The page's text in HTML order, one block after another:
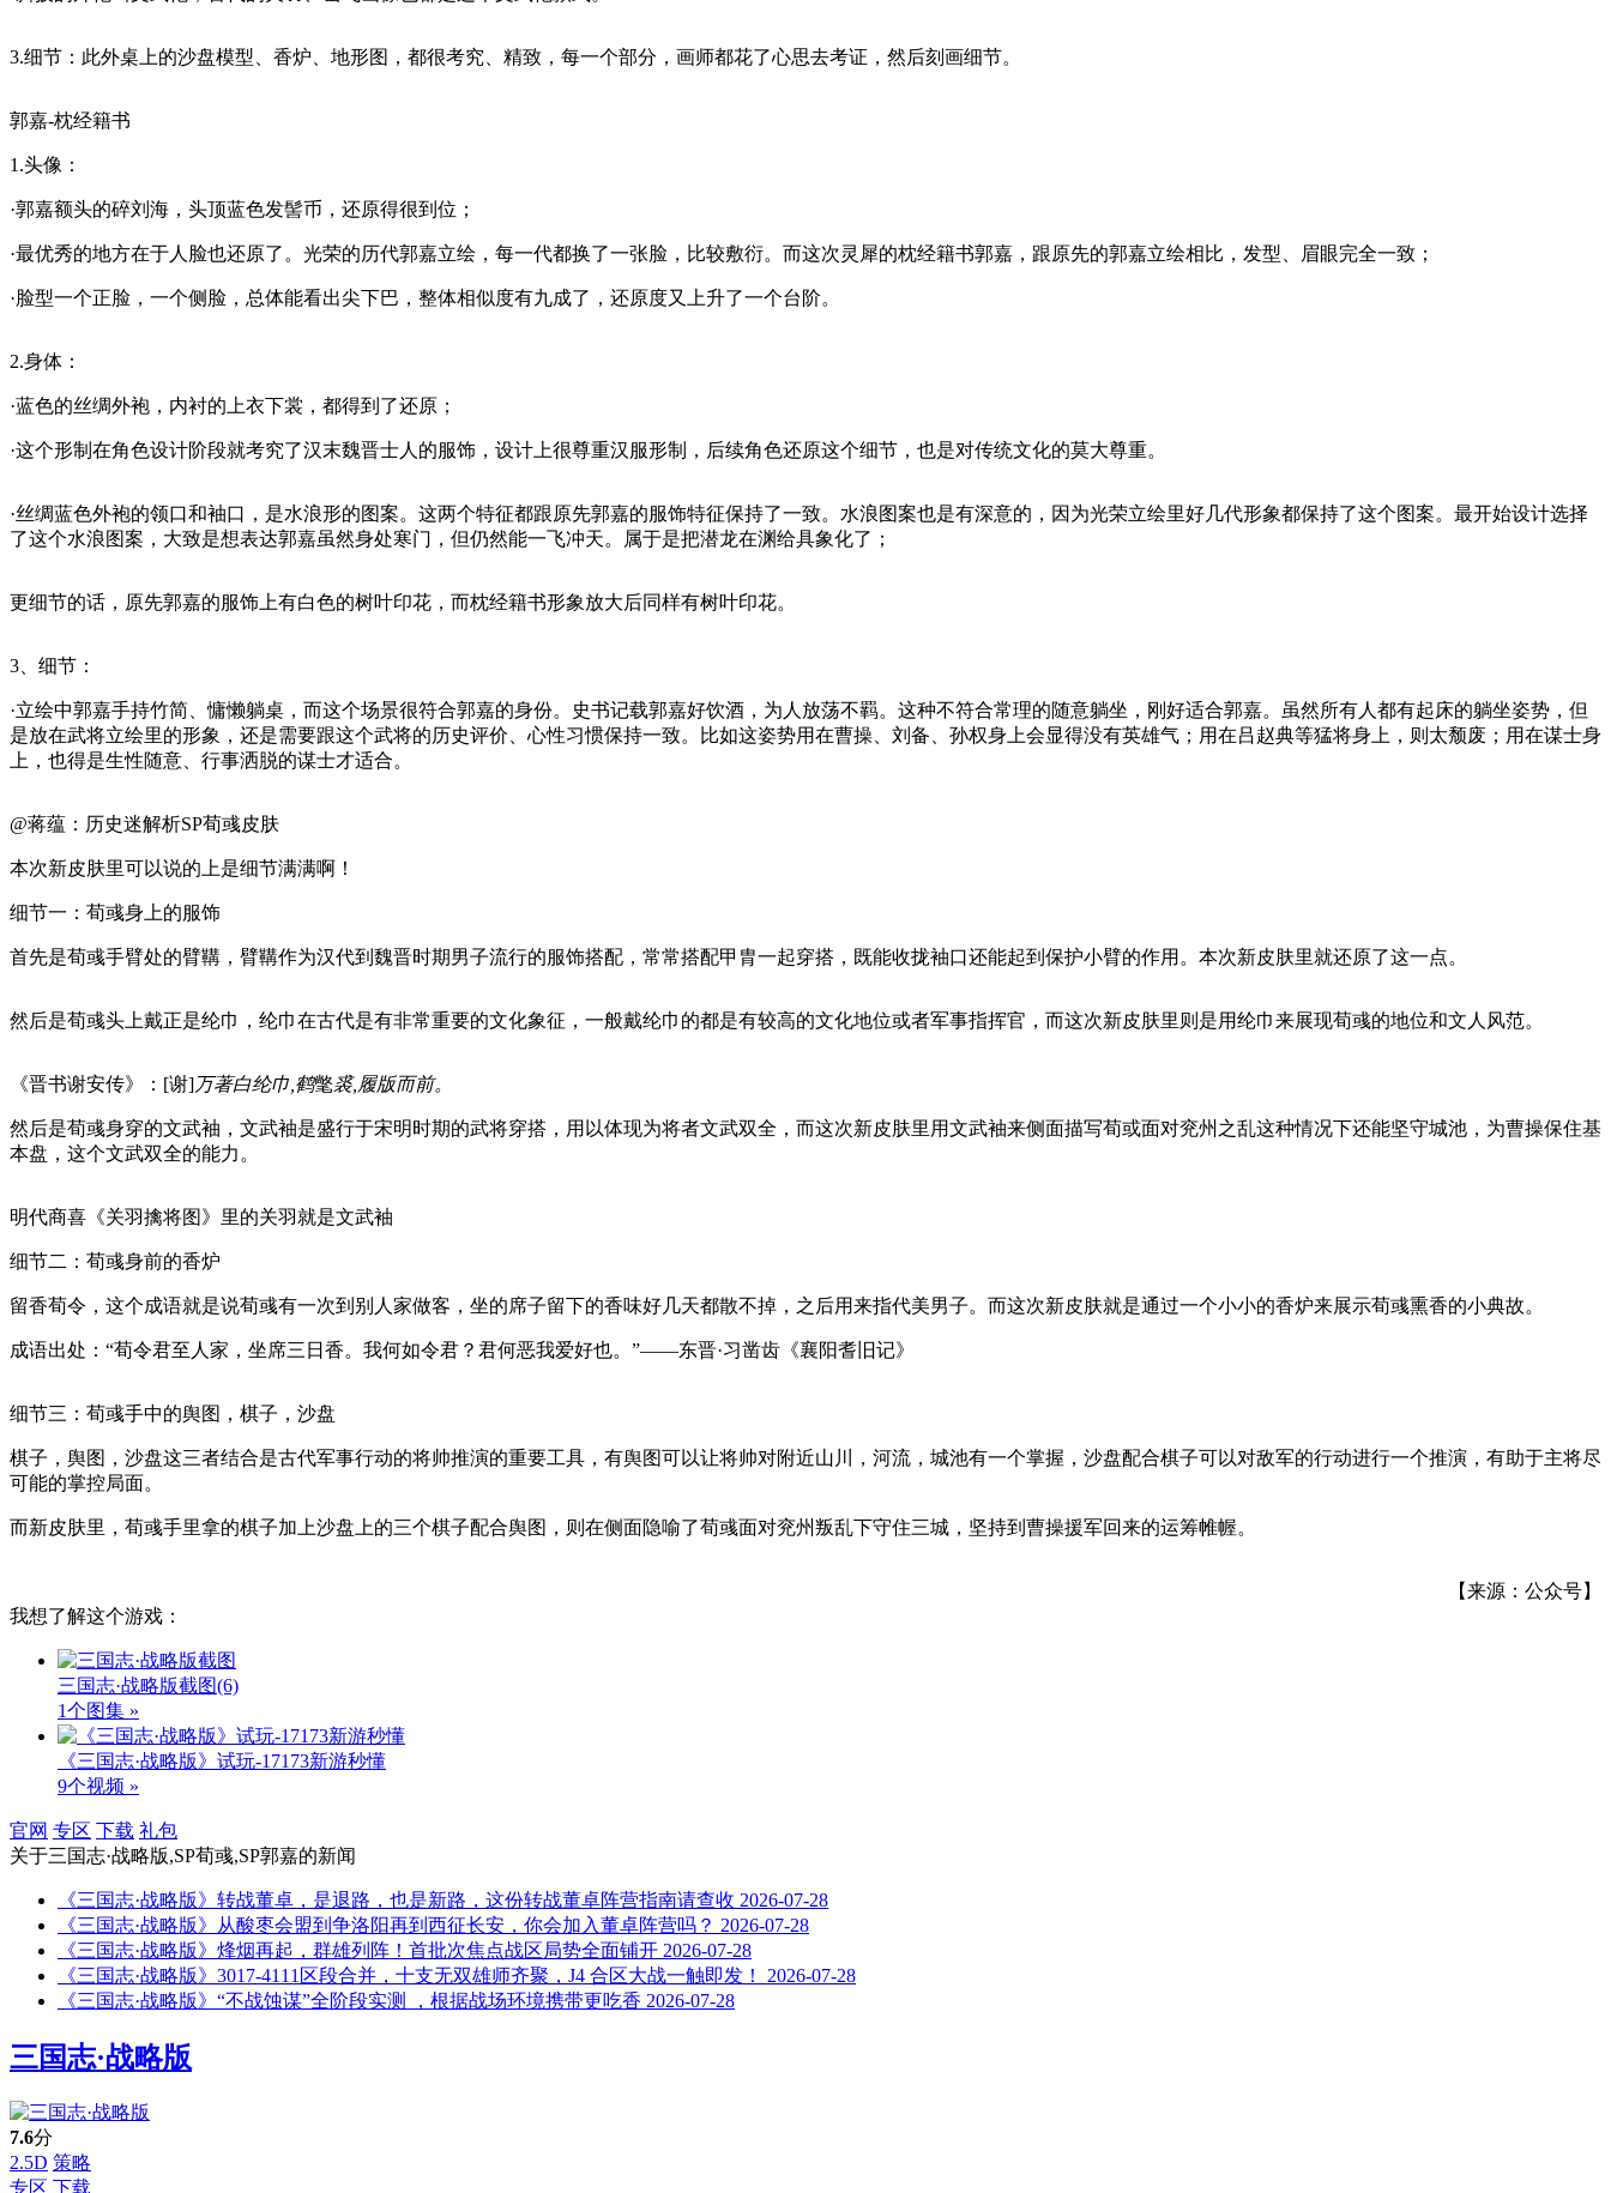
3.细节：此外桌上的沙盘模型、香炉、地形图，都很考究、精致，每一个部分，画师都花了心思去考证，然后刻画细节。
郭嘉-枕经籍书
1.头像：
·郭嘉额头的碎刘海，头顶蓝色发髻币，还原得很到位；
·最优秀的地方在于人脸也还原了。光荣的历代郭嘉立绘，每一代都换了一张脸，比较敷衍。而这次灵犀的枕经籍书郭嘉，跟原先的郭嘉立绘相比，发型、眉眼完全一致；
·脸型一个正脸，一个侧脸，总体能看出尖下巴，整体相似度有九成了，还原度又上升了一个台阶。
2.身体：
·蓝色的丝绸外袍，内衬的上衣下裳，都得到了还原；
·这个形制在角色设计阶段就考究了汉末魏晋士人的服饰，设计上很尊重汉服形制，后续角色还原这个细节，也是对传统文化的莫大尊重。
·丝绸蓝色外袍的领口和袖口，是水浪形的图案。这两个特征都跟原先郭嘉的服饰特征保持了一致。水浪图案也是有深意的，因为光荣立绘里好几代形象都保持了这个图案。最开始设计选择
了这个水浪图案，大致是想表达郭嘉虽然身处寒门，但仍然能一飞冲天。属于是把潜龙在渊给具象化了；
更细节的话，原先郭嘉的服饰上有白色的树叶印花，而枕经籍书形象放大后同样有树叶印花。
3、细节：
·立绘中郭嘉手持竹简、慵懒躺桌，而这个场景很符合郭嘉的身份。史书记载郭嘉好饮酒，为人放荡不羁。这种不符合常理的随意躺坐，刚好适合郭嘉。虽然所有人都有起床的躺坐姿势，但
是放在武将立绘里的形象，还是需要跟这个武将的历史评价、心性习惯保持一致。比如这姿势用在曹操、刘备、孙权身上会显得没有英雄气；用在吕赵典等猛将身上，则太颓废；用在谋士身
上，也得是生性随意、行事洒脱的谋士才适合。
@蒋蕴：历史迷解析SP荀彧皮肤
本次新皮肤里可以说的上是细节满满啊！
细节一：荀彧身上的服饰
首先是荀彧手臂处的臂鞲，臂鞲作为汉代到魏晋时期男子流行的服饰搭配，常常搭配甲胄一起穿搭，既能收拢袖口还能起到保护小臂的作用。本次新皮肤里就还原了这一点。
然后是荀彧头上戴正是纶巾，纶巾在古代是有非常重要的文化象征，一般戴纶巾的都是有较高的文化地位或者军事指挥官，而这次新皮肤里则是用纶巾来展现荀彧的地位和文人风范。
《晋书谢安传》：[谢]万著白纶巾,鹤氅裘,履版而前。
然后是荀彧身穿的文武袖，文武袖是盛行于宋明时期的武将穿搭，用以体现为将者文武双全，而这次新皮肤里用文武袖来侧面描写荀或面对兖州之乱这种情况下还能坚守城池，为曹操保住基
本盘，这个文武双全的能力。
明代商喜《关羽擒将图》里的关羽就是文武袖
细节二：荀彧身前的香炉
留香荀令，这个成语就是说荀彧有一次到别人家做客，坐的席子留下的香味好几天都散不掉，之后用来指代美男子。而这次新皮肤就是通过一个小小的香炉来展示荀彧熏香的小典故。
成语出处：“荀令君至人家，坐席三日香。我何如令君？君何恶我爱好也。”——东晋·习凿齿《襄阳耆旧记》
细节三：荀彧手中的舆图，棋子，沙盘
棋子，舆图，沙盘这三者结合是古代军事行动的将帅推演的重要工具，有舆图可以让将帅对附近山川，河流，城池有一个掌握，沙盘配合棋子可以对敌军的行动进行一个推演，有助于主将尽
可能的掌控局面。
而新皮肤里，荀彧手里拿的棋子加上沙盘上的三个棋子配合舆图，则在侧面隐喻了荀彧面对兖州叛乱下守住三城，坚持到曹操援军回来的运筹帷幄。
【来源：公众号】
我想了解这个游戏：
三国志·战略版截图(6)
1个图集 »
《三国志·战略版》试玩-17173新游秒懂
9个视频 »
官网 专区 下载 礼包
关于三国志·战略版,SP荀彧,SP郭嘉的新闻
《三国志·战略版》转战董卓，是退路，也是新路，这份转战董卓阵营指南请查收 2026-07-28
《三国志·战略版》从酸枣会盟到争洛阳再到西征长安，你会加入董卓阵营吗？ 2026-07-28
《三国志·战略版》烽烟再起，群雄列阵！首批次焦点战区局势全面铺开 2026-07-28
《三国志·战略版》3017-4111区段合并，十支无双雄师齐聚，J4 合区大战一触即发！
2026-07-28
《三国志·战略版》“不战蚀谋”全阶段实测 ，根据战场环境携带更吃香 2026-07-28
三国志·战略版
7.6分
2.5D 策略
专区 下载